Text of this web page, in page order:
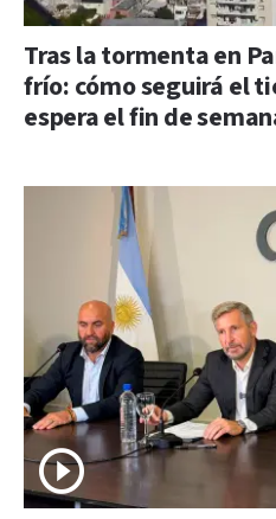
Tras la tormenta en
frío: cómo seguirá el
espera el fin de